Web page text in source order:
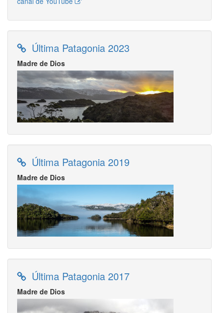
Última Patagonia 2023
Madre de Dios
Última Patagonia 2019
Madre de Dios
Última Patagonia 2017
Madre de Dios